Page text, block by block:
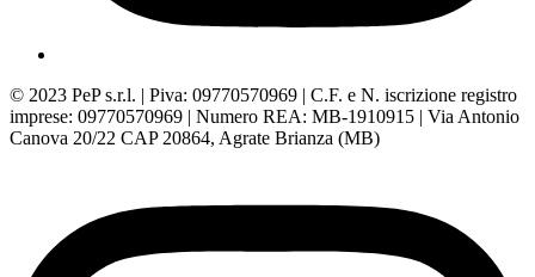
© 2023 PeP s.r.l. | Piva: 09770570969 | C.F. e N. iscrizione registro
imprese: 09770570969 | Numero REA: MB-1910915 | Via Antonio
Canova 20/22 CAP 20864, Agrate Brianza (MB)